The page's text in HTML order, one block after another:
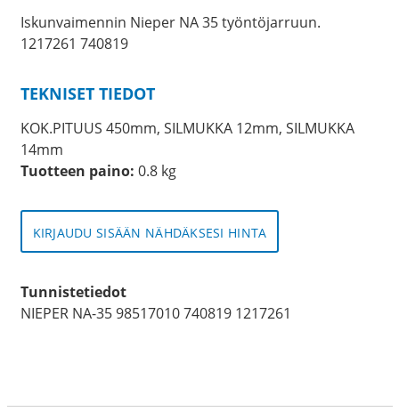
Iskunvaimennin Nieper NA 35 työntöjarruun.
1217261 740819
TEKNISET TIEDOT
KOK.PITUUS 450mm, SILMUKKA 12mm, SILMUKKA
14mm
Tuotteen paino: 0.8 kg
KIRJAUDU SISÄÄN NÄHDÄKSESI HINTA
Tunnistetiedot
NIEPER NA-35 98517010 740819 1217261